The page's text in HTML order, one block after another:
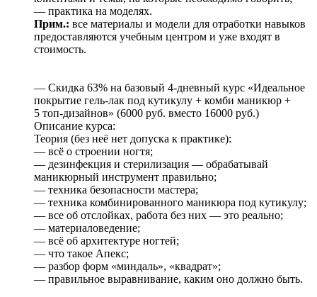
— практика на моделях.
Прим.: все материалы и модели для отработки навыков
предоставляются учебным центром и уже входят в
стоимость.
— Скидка 63% на базовый 4-дневный курс «Идеальное
покрытие гель-лак под кутикулу + комби маникюр +
5 топ-дизайнов» (6000 руб. вместо 16000 руб.)
Описание курса:
Теория (без неё нет допуска к практике):
— всё о строении ногтя;
— дезинфекция и стерилизация — обрабатывай
маникюрный инструмент правильно;
— техника безопасности мастера;
— техника комбинированного маникюра под кутикулу;
— все об отслойках, работа без них — это реально;
— материаловедение;
— всё об архитектуре ногтей;
— что такое Апекс;
— разбор форм «миндаль», «квадрат»;
— правильное выравнивание, каким оно должно быть.